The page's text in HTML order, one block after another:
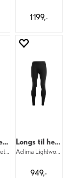
1 199,-
Longs til herre
Aclima Woolnet Original Longs M 123
Longs til herre
Aclima Lightwool 140 Longs M 123
949,-